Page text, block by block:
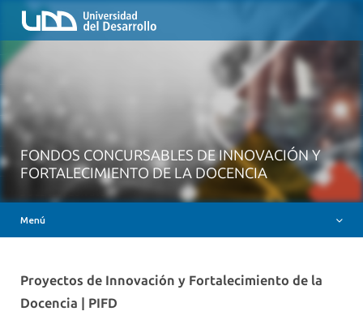
FONDOS CONCURSABLES DE INNOVACIÓN Y
FORTALECIMIENTO DE LA DOCENCIA
Menú
Inicio
QUIÉNES SOMOS
MESA AYUDA CANVAS
INSIGNIAS DIGITALES
Proyectos de Innovación y Fortalecimiento de la
Docencia | PIFD